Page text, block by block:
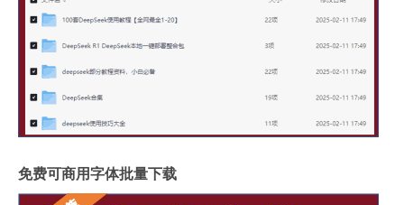
免费可商用字体批量下载